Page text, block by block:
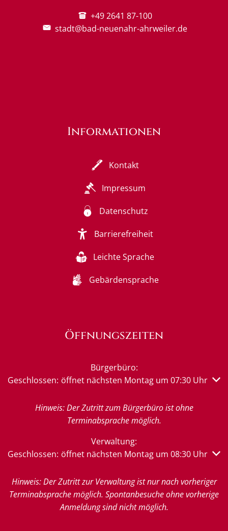
+49 2641 87-100
stadt@bad-neuenahr-ahrweiler.de
Informationen
Kontakt
Impressum
Datenschutz
Barrierefreiheit
Leichte Sprache
Gebärdensprache
Öffnungszeiten
Bürgerbüro:
Klicken, um weitere Öffnungs- oder Schließzeiten
Geschlossen: öffnet nächsten Montag um 07:30 Uhr
Hinweis: Der Zutritt zum Bürgerbüro ist ohne
Terminabsprache möglich.
Verwaltung:
Klicken, um weitere Öffnungs- oder Schließzeiten
Geschlossen: öffnet nächsten Montag um 08:30 Uhr
Hinweis: Der Zutritt zur Verwaltung ist nur nach vorheriger
Terminabsprache möglich. Spontanbesuche ohne vorherige
Anmeldung sind nicht möglich.